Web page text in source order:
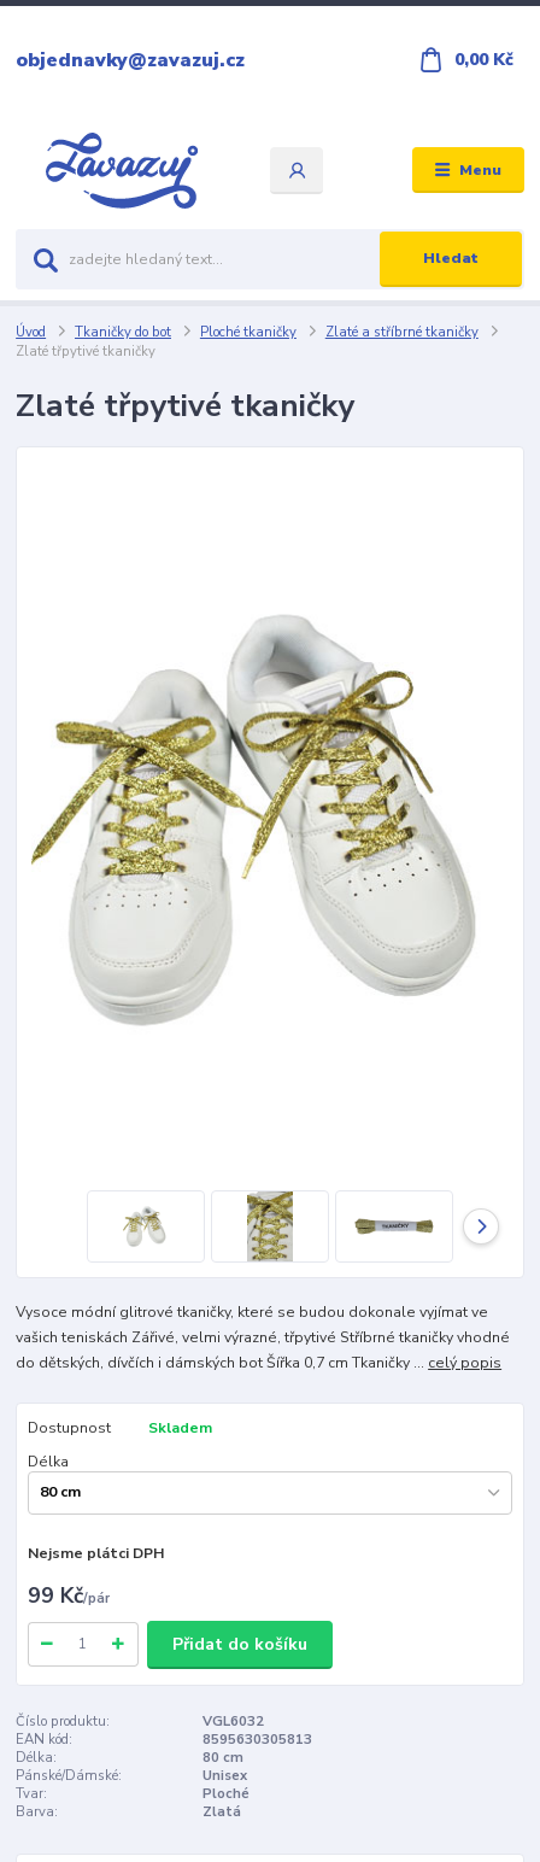
Menu
Hledat
objednavky@zavazuj.cz 0,00 Kč
Úvod Tkaničky do bot Ploché tkaničky
Zlaté a stříbrné tkaničky
Zlaté třpytivé tkaničky
Zlaté třpytivé tkaničky
Vysoce módní glitrové tkaničky, které se budou dokonale vyjímat ve
vašich teniskách Zářivé, velmi výrazné, třpytivé Stříbrné tkaničky vhodné
do dětských, dívčích i dámských bot Šířka 0,7 cm Tkaničky ... celý popis
Dostupnost
Skladem
Délka
Nejsme plátci DPH
99 Kč/pár
Přidat do košíku
Číslo produktu:
VGL6032
EAN kód:
8595630305813
Délka:
80 cm
Pánské/Dámské:
Unisex
Tvar:
Ploché
Barva:
Zlatá